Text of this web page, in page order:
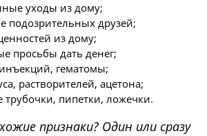
уходы из дому;
подозрительных друзей;
из дому;
просьбы дать денег;
гематомы;
растворителей, ацетона;
пипетки, ложечки.
признаки? Один или сразу